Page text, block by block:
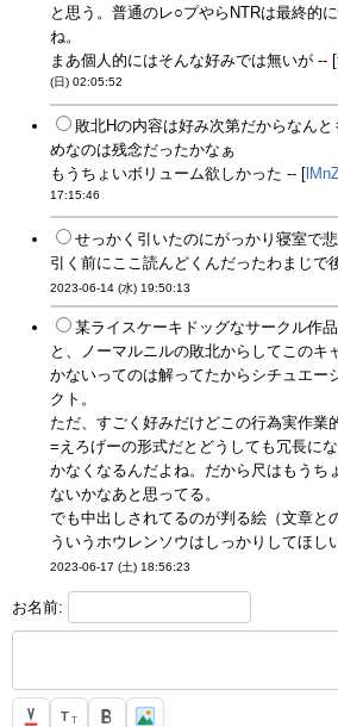
と思う。普通のレ○プやらNTRは最終的
ね。
まあ個人的にはそんな好みでは無いが -- [
(日) 02:05:52
敗北Hの内容は好み次第だからなん
めなのは残念だったかなぁ
もうちょいボリューム欲しかった -- [
17:15:46
せっかく引いたのにがっかり寝室で悲
引く前にここ読んどくんだったわまじで
2023-06-14 (水) 19:50:13
某ライスケーキドッグなサークル作
と、ノーマルニルの敗北からしてこのキ
かないってのは解ってたからシチュエー
クト。
ただ、すごく好みだけどこの行為実作業
=えろげーの形式だとどうしても冗長に
かなくなるんだよね。だから尺はもうち
ないかなあと思ってる。
でも中出しされてるのが判る絵（文章と
ういうホウレンソウはしっかりしてほし
2023-06-17 (土) 18:56:23
お名前:
T T